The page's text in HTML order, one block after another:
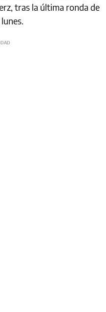
tras la última ronda de